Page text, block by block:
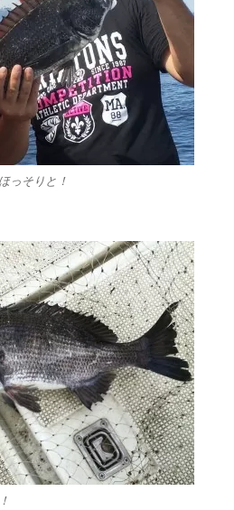
っそりと！